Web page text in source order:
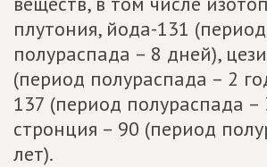
плутония, йода-131 (период
полураспада – 8 дней),
(период полураспада – 2
137 (период полураспада –
стронция – 90 (период
лет).